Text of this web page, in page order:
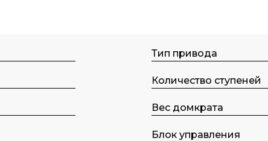
Тип пpивода
Количество ступеней
Вес домкрата
Блок управления